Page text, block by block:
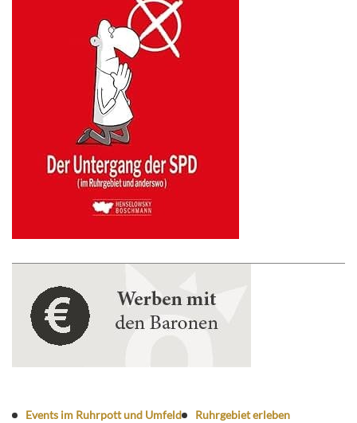
Events im Ruhrpott und Umfeld
Ruhrgebiet erleben